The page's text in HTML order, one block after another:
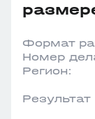
Формат
Номер
Регион:
Результат